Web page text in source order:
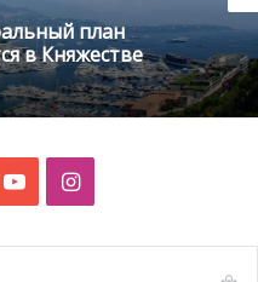
план
в Княжестве
YouTubeInstagram